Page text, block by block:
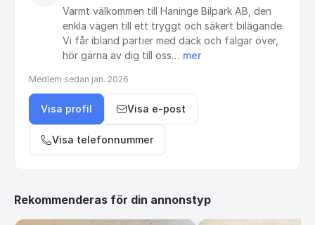
Varmt välkommen till Haninge Bilpark AB, den
enkla vägen till ett tryggt och säkert bilägande.
Vi får ibland partier med däck och fälgar över,
hör gärna av dig till oss… mer
Medlem sedan jan. 2026
Visa profil Visa e-post
Visa telefonnummer
Rekommenderas för din annonstyp